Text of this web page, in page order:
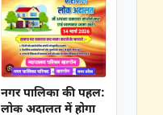
नगर पालिका की पहल:
लोक अदालत में होगा